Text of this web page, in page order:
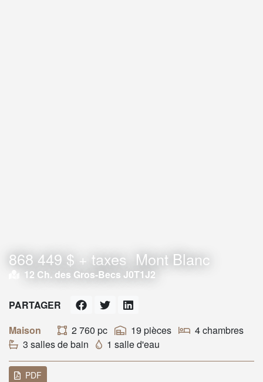
868 449 $ + taxes Mont Blanc
12 Ch. des Gros-Becs J0T1J2
Maison 2 760 pc 19 pièces
4 chambres
3 salles de bain
1 salle d'eau
PARTAGER
PDF